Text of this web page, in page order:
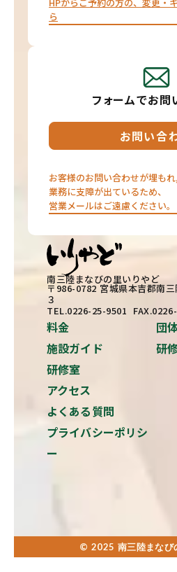
ら⁦
フォームでお問
お問い合
お客様のお問い合わせが埋も
業務に支障が出ているため、
営業メールはご遠慮ください。
南三陸まなびの里いりやど
〒986-0782 宮城県本吉郡南
３
TEL.0226-25-9501
料金
施設ガイド
研修室
団
研
アクセス
よくある質問
プライバシーポリシ
ー
© 2025 南三陸まなび